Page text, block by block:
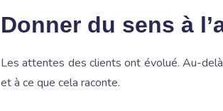
Donner du sens à
Les attentes des clients ont évolué. Au-
et à ce que cela raconte.